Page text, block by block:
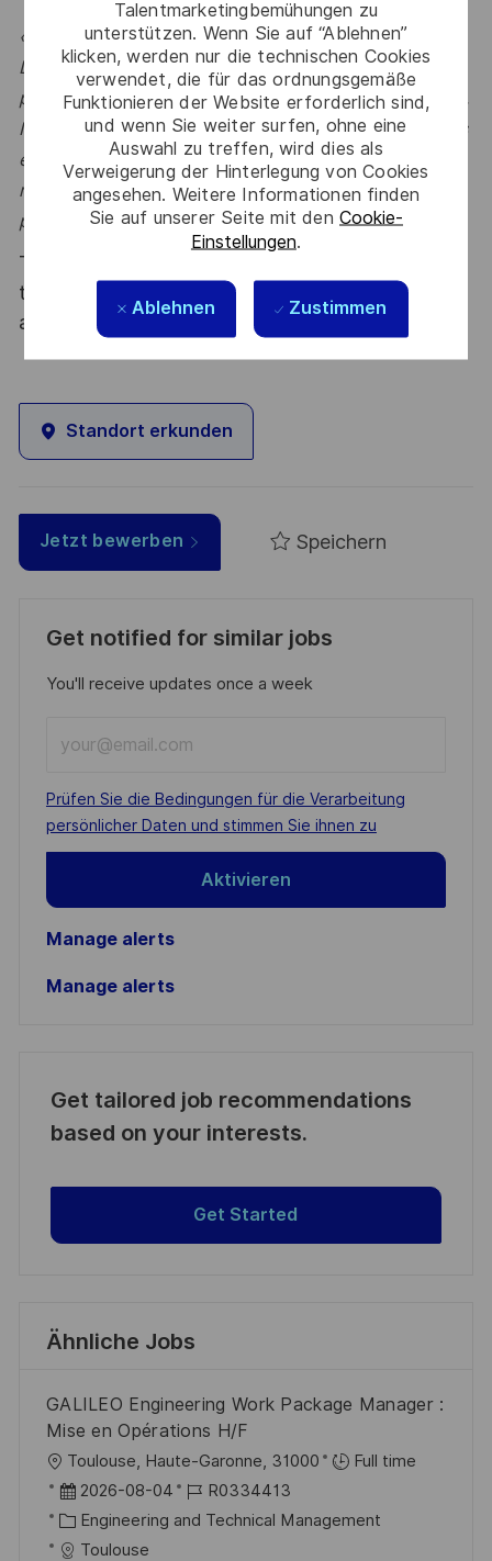
Talentmarketingbemühungen zu
unterstützen. Wenn Sie auf “Ablehnen”
klicken, werden nur die technischen Cookies
verwendet, die für das ordnungsgemäße
Funktionieren der Website erforderlich sind,
und wenn Sie weiter surfen, ohne eine
Auswahl zu treffen, wird dies als
Verweigerung der Hinterlegung von Cookies
angesehen. Weitere Informationen finden
Sie auf unserer Seite mit den Cookie-
Einstellungen.
Ablehnen Zustimmen
« Nous souhaitons cultiver un collectif Solution
Delivery qui garantit l’exécution performante,
professionnelle et innovante de nos solutions digitales.
Nous favorisons l’entraide, l’échange de connaissances
et le partage de nos meilleures pratiques. Si vous vous
retrouvez dans cette ambition collective, n’hésitons
pas à nous rencontrer ! »
Thales, entreprise Handi-Engagée, reconnait
tous les talents. La diversité est notre meilleur
atout. Postulez et rejoignez nous !
Standort erkunden
Jetzt bewerben Speichern
Get notified for similar jobs
You'll receive updates once a week
Email
address
(Required)
Required
Prüfen Sie die Bedingungen für die Verarbeitung
persönlicher Daten und stimmen Sie ihnen zu
Aktivieren
Manage alerts
Manage alerts
Get tailored job recommendations
based on your interests.
Get Started
Ähnliche Jobs
GALILEO Engineering Work Package Manager :
Mise en Opérations H/F
O
r
t
Toulouse, Haute-Garonne, 31000
Full time
D
a
t
2026-08-04
J
o
R0334413
K
a
Engineering and Technical Management
Toulouse